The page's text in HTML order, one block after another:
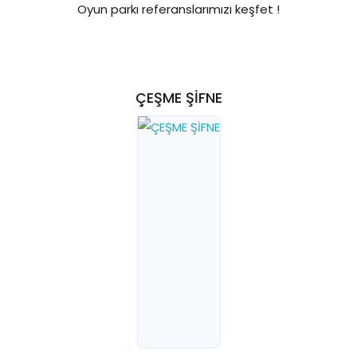
Oyun parkı referanslarımızı keşfet !
ÇEŞME ŞİFNE